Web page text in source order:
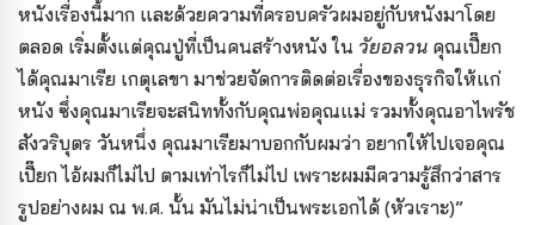
หนังเรื่องนี้มาก และด้วยความที่ครอบครัวผมอยู่กับหนังมาโดย
ตลอด เริ่มตั้งแต่คุณปู่ที่เป็นคนสร้างหนัง ใน วัยอลวน คุณเปี๊ยก
ได้คุณมาเรีย เกตุเลขา มาช่วยจัดการติดต่อเรื่องของธุรกิจให้แก่
หนัง ซึ่งคุณมาเรียจะสนิททั้งกับคุณพ่อคุณแม่ รวมทั้งคุณอาไพรัช
สังวริบุตร วันหนึ่ง คุณมาเรียมาบอกกับผมว่า อยากให้ไปเจอคุณ
เปี๊ยก ไอ้ผมก็ไม่ไป ตามเท่าไรก็ไม่ไป เพราะผมมีความรู้สึกว่าสาร
รูปอย่างผม ณ พ.ศ. นั้น มันไม่น่าเป็นพระเอกได้ (หัวเราะ)”